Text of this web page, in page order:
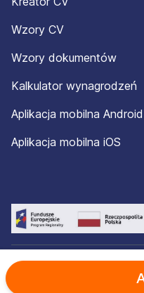
Wzory CV
Wzory dokumentów
Kalkulator wynagrodzeń
Aplikacja mobilna Android
Aplikacja mobilna iOS
© 2012-2026 Aplikuj.pl®.